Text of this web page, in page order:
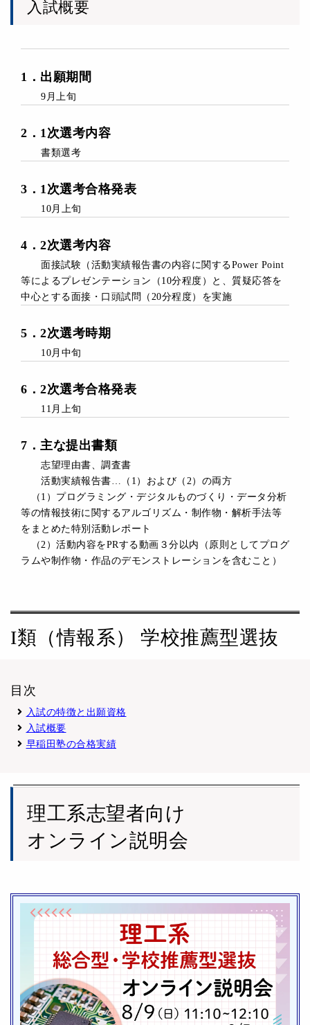
入試概要
1 ． 出願期間
9月上旬
2 ． 1次選考内容
書類選考
3 ． 1次選考合格発表
10月上旬
4 ．2次選考内容
面接試験（活動実績報告書の内容に関するPower Point
等によるプレゼンテーション（10分程度）と、質疑応答を
中心とする面接・口頭試問（20分程度）を実施
5．2次選考時期
10月中旬
6． 2次選考合格発表
11月上旬
7 ．主な提出書類
志望理由書、調査書
活動実績報告書…（1）および（2）の両方
（1）プログラミング・デジタルものづくり・データ分析
等の情報技術に関するアルゴリズム・制作物・解析手法等
をまとめた特別活動レポート
（2）活動内容をPRする動画３分以内（原則としてプログ
ラムや制作物・作品のデモンストレーションを含むこと）
I類（情報系） 学校推薦型選抜
目次
入試の特徴と出願資格
入試概要
早稲田塾の合格実績
理工系志望者向け
オンライン説明会